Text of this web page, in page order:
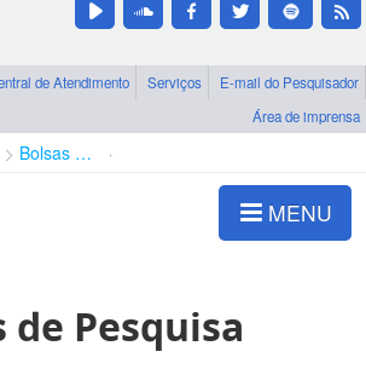
de Atendimento Serviços
E-mail do Pesquisador
Área de imprensa
Bolsas e Auxílios Vigentes
MENU
Pesquisa